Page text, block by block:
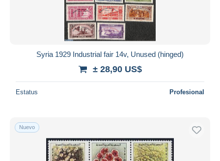
Visa
Mastercard
Bancontact
iDeal
Maestro
Deseleccionar todo
Syria 1929 Industrial fair 14v, Unused (hinged)
± 28,90 US$
Estatus Profesional
Nuevo